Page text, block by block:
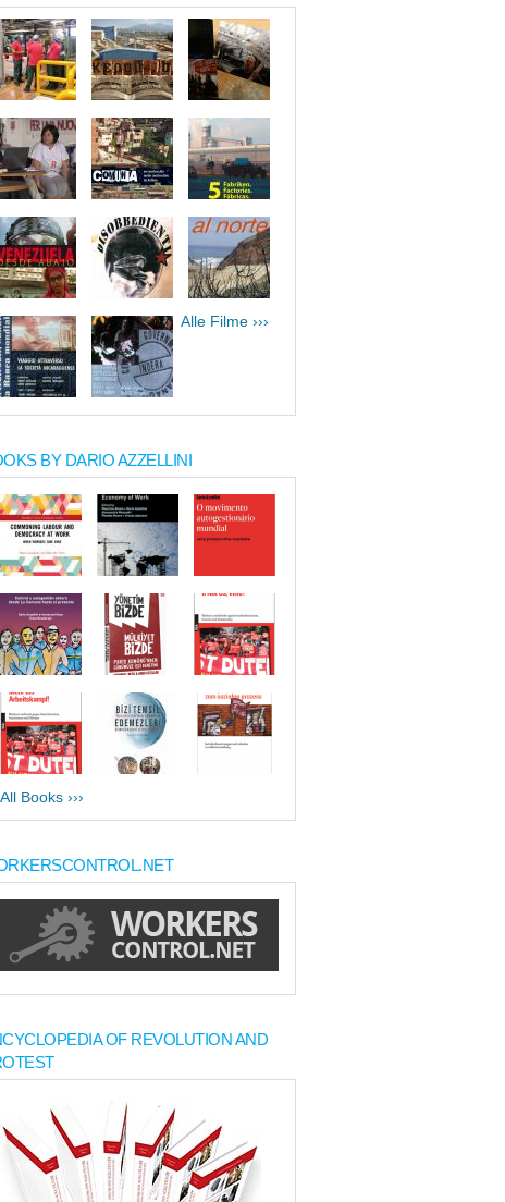
Alle Filme ›››
BY DARIO AZZELLINI
All Books ›››
OF REVOLUTION AND